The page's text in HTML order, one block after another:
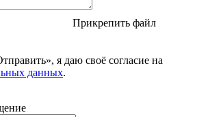
Прикрепить файл
я даю своё согласие на
данных.